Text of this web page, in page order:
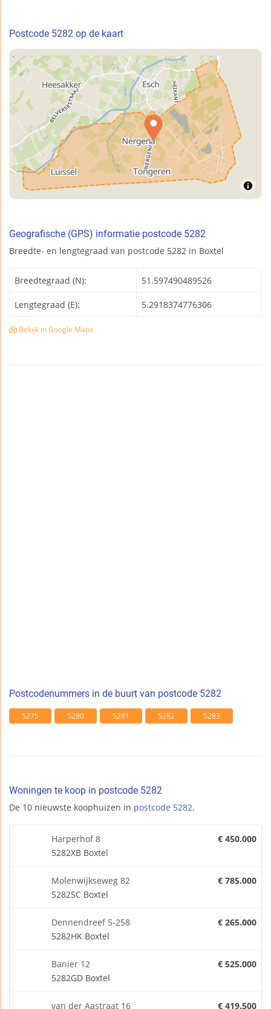
Postcode 5282 op de kaart
Geografische (GPS) informatie postcode 5282
Breedte- en lengtegraad van postcode 5282 in Boxtel
Breedtegraad (N): 51.597490489526
Lengtegraad (E): 5.2918374776306
Bekijk in Google Maps
Postcodenummers in de buurt van postcode 5282
5275 5280 5281 5282 5283
Woningen te koop in postcode 5282
De 10 nieuwste koophuizen in postcode 5282.
Harperhof 8
5282XB Boxtel
€ 450.000
Molenwijkseweg 82
5282SC Boxtel
€ 785.000
Dennendreef 5-258
5282HK Boxtel
€ 265.000
Banier 12
5282GD Boxtel
€ 525.000
van der Aastraat 16
€ 419.500